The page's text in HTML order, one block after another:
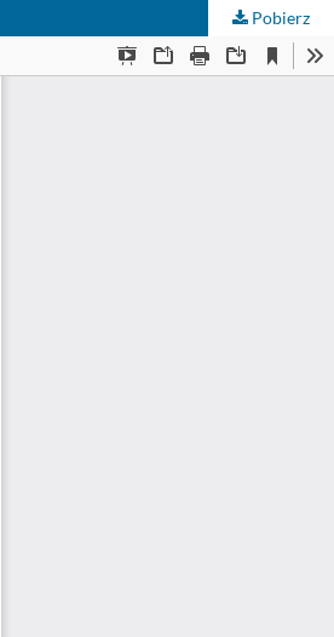
Pobierz